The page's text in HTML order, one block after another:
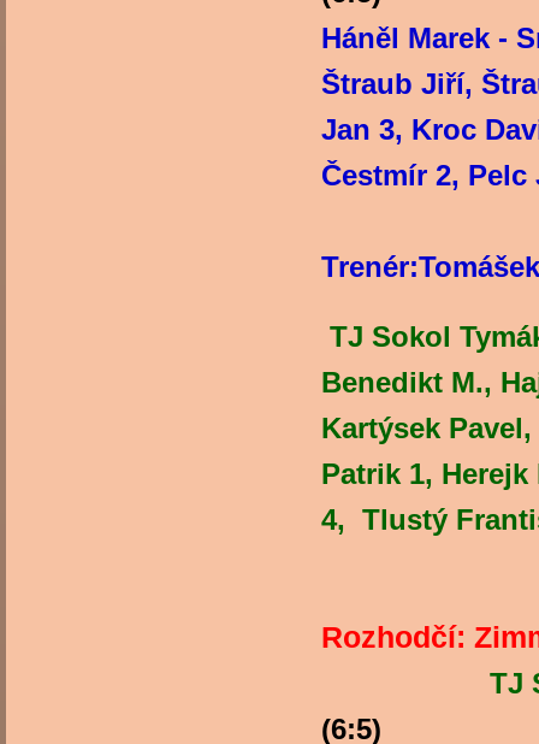
Háněl Marek -
Štraub Jiří,
Jan 3, Kroc
Čestmír 2,
TJ Sokol
Benedikt M.,
Kartýsek
Patrik 1, Herejk
4,
Rozhodčí:
TJ